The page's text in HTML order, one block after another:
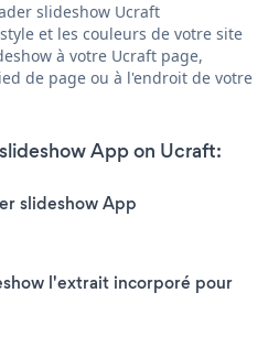
slideshow Ucraft
et les couleurs de votre site
à votre Ucraft page,
de page ou à l'endroit de votre
App on Ucraft:
slideshow App
l'extrait incorporé pour